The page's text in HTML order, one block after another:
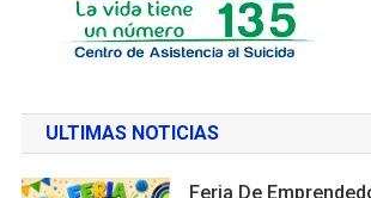
ULTIMAS NOTICIAS
Feria De